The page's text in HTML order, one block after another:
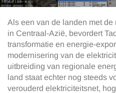
Als een van de landen met
in Centraal-Azië, bevordert
transformatie en energie-
modernisering van de
uitbreiding van regionale
land staat echter nog steeds
verouderd elektriciteitsnet,